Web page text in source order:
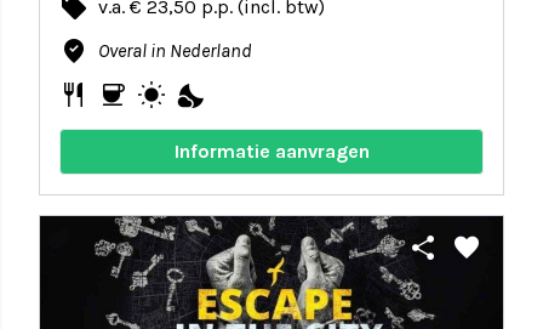
local_offer v.a. € 23,50 p.p. (incl. btw)
where_to_vote Overal in Nederland
restaurant coffee wb_sunny nights_stay
Informatie aanvragen
share favorite